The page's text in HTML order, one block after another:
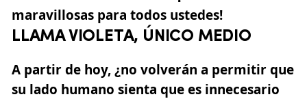
maravillosas para todos ustedes!
LLAMA VIOLETA, ÚNICO MEDIO
A partir de hoy, ¿no volverán a permitir que
su lado humano sienta que es innecesario